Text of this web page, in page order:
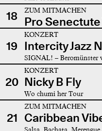
18 ZUM MITMACHEN
Pro
19
KONZERT
Intercity Jazz
SIGNAL! – Beromünster
20
KONZERT
Nicky B Fly
Wo chumi her Tour
21
ZUM MITMACHEN
Caribbean